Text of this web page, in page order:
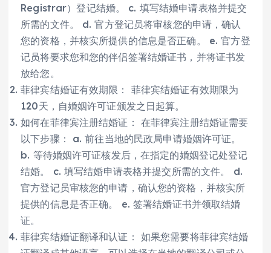
Registrar）登记结婚。 c. 填写结婚申请表格并提交
所需的文件。 d. 官方登记员将审核您的申请，确认
您的资格，并核实所提供的信息是否正确。 e. 官方登
记员将要求您和您的伴侣签署结婚证书，并将证书发
放给您。
菲律宾结婚证有效期限： 菲律宾结婚证有效期限为
120天，自婚姻许可证颁发之日起算。
如何在菲律宾注册结婚证： 在菲律宾注册结婚证需要
以下步骤： a. 前往当地的民政局申请婚姻许可证。
b. 等待婚姻许可证核发后，在指定的婚姻登记处登记
结婚。 c. 填写结婚申请表格并提交所需的文件。 d.
官方登记员审核您的申请，确认您的资格，并核实所
提供的信息是否正确。 e. 签署结婚证书并领取结婚
证。
菲律宾结婚证翻译和认证： 如果您需要将菲律宾结婚